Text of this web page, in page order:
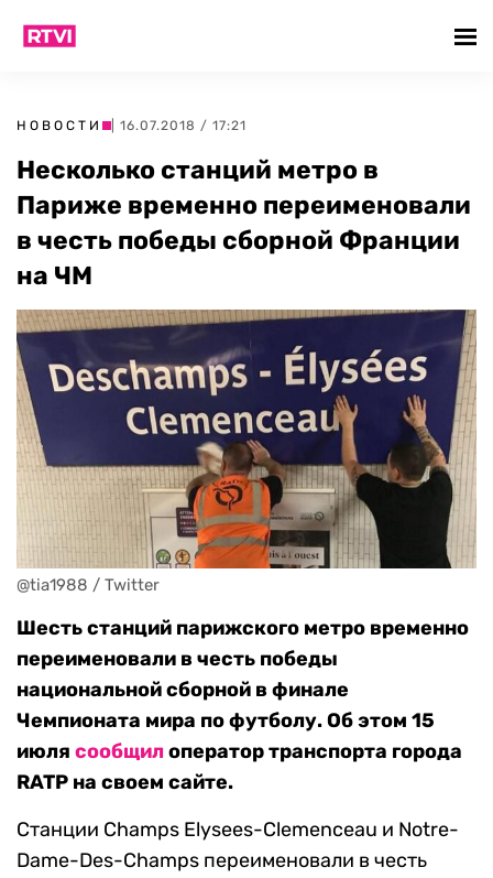
НОВОСТИ | 16.07.2018 / 17:21
Несколько станций метро в
Париже временно переименовали
в честь победы сборной Франции
на ЧМ
@tia1988 / Twitter
Шесть станций парижского метро временно
переименовали в честь победы
национальной сборной в финале
Чемпионата мира по футболу. Об этом 15
июля сообщилоператор транспорта города
RATP на своем сайте.
Станции Champs Elysees-Clemenceau и Notre-
Dame-Des-Champs переименовали в честь